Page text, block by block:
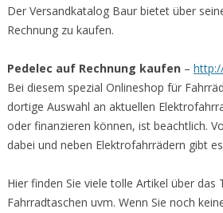
Der Versandkatalog Baur bietet über
Rechnung zu kaufen.
Pedelec auf Rechnung kaufen –
Bei diesem spezial Onlineshop für
dortige Auswahl an aktuellen
oder finanzieren können, ist beachtlich.
dabei und neben Elektrofahrrädern gibt
Hier finden Sie viele tolle Artikel über
Fahrradtaschen uvm. Wenn Sie noch